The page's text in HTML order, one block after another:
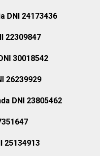
DNI 24173436
22309847
30018542
26239929
DNI 23805462
25134913